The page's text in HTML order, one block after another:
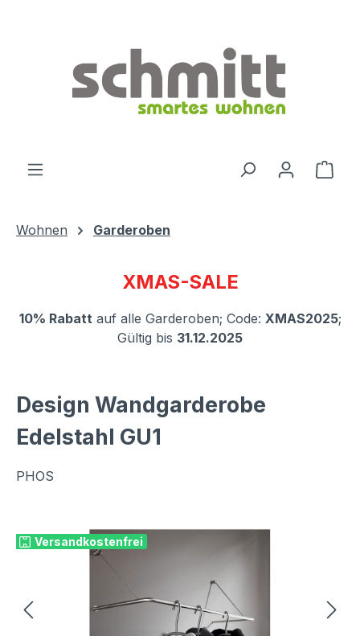
Wohnen Garderoben
XMAS-SALE
10% Rabatt auf alle Garderoben; Code: XMAS2025;
Gültig bis 31.12.2025
Design Wandgarderobe
Edelstahl GU1
PHOS
Versandkostenfrei